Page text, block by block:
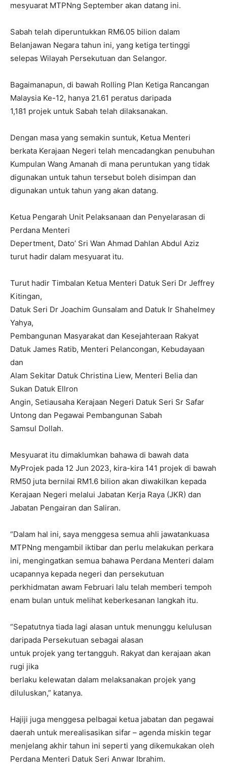
mesyuarat MTPNng September akan datang ini.
Sabah telah diperuntukkan RM6.05 bilion dalam
Belanjawan Negara tahun ini, yang ketiga tertinggi
selepas Wilayah Persekutuan dan Selangor.
Bagaimanapun, di bawah Rolling Plan Ketiga Rancangan
Malaysia Ke-12, hanya 21.61 peratus daripada
1,181 projek untuk Sabah telah dilaksanakan.
Dengan masa yang semakin suntuk, Ketua Menteri
berkata Kerajaan Negeri telah mencadangkan penubuhan
Kumpulan Wang Amanah di mana peruntukan yang tidak
digunakan untuk tahun tersebut boleh disimpan dan
digunakan untuk tahun yang akan datang.
Ketua Pengarah Unit Pelaksanaan dan Penyelarasan di
Perdana Menteri
Depertment, Dato’ Sri Wan Ahmad Dahlan Abdul Aziz
turut hadir dalam mesyuarat itu.
Turut hadir Timbalan Ketua Menteri Datuk Seri Dr Jeffrey
Kitingan,
Datuk Seri Dr Joachim Gunsalam and Datuk Ir Shahelmey
Yahya,
Pembangunan Masyarakat dan Kesejahteraan Rakyat
Datuk James Ratib, Menteri Pelancongan, Kebudayaan
dan
Alam Sekitar Datuk Christina Liew, Menteri Belia dan
Sukan Datuk Ellron
Angin, Setiausaha Kerajaan Negeri Datuk Seri Sr Safar
Untong dan Pegawai Pembangunan Sabah
Samsul Dollah.
Mesyuarat itu dimaklumkan bahawa di bawah data
MyProjek pada 12 Jun 2023, kira-kira 141 projek di bawah
RM50 juta bernilai RM1.6 bilion akan diwakilkan kepada
Kerajaan Negeri melalui Jabatan Kerja Raya (JKR) dan
Jabatan Pengairan dan Saliran.
“Dalam hal ini, saya menggesa semua ahli jawatankuasa
MTPNng mengambil iktibar dan perlu melakukan perkara
ini, mengingatkan semua bahawa Perdana Menteri dalam
ucapannya kepada negeri dan persekutuan
perkhidmatan awam Februari lalu telah memberi tempoh
enam bulan untuk melihat keberkesanan langkah itu.
“Sepatutnya tiada lagi alasan untuk menunggu kelulusan
daripada Persekutuan sebagai alasan
untuk projek yang tertangguh. Rakyat dan kerajaan akan
rugi jika
berlaku kelewatan dalam melaksanakan projek yang
diluluskan,” katanya.
Hajiji juga menggesa pelbagai ketua jabatan dan pegawai
daerah untuk merealisasikan sifar – agenda miskin tegar
menjelang akhir tahun ini seperti yang dikemukakan oleh
Perdana Menteri Datuk Seri Anwar Ibrahim.